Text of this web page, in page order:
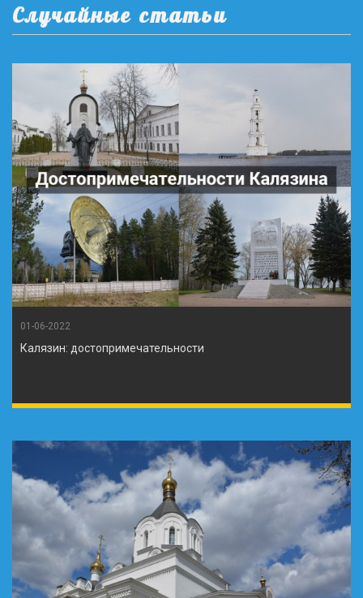
Случайные статьи
01-06-2022
Калязин: достопримечательности